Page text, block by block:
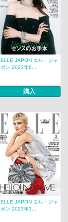
ELLE JAPON エル・ジャ
ポン 2023年6...
購入
ELLE JAPON エル・ジャ
ポン 2023年3...